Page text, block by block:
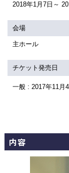
座席表
プラットニュー
交通アク
2018年1月7日～
会場
主ホール
チケット発売日
一般 : 2017年11月
内容